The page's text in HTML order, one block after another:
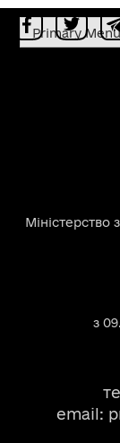
Primary Menu
Міністерство
з
email: